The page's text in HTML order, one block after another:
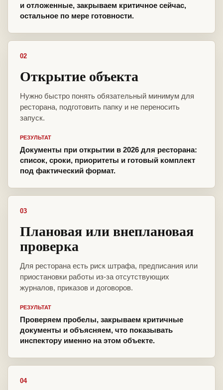
и отложенные, закрываем критичное сейчас,
остальное по мере готовности.
02
Открытие объекта
Нужно быстро понять обязательный минимум для
ресторана, подготовить папку и не переносить
запуск.
РЕЗУЛЬТАТ
Документы при открытии в 2026 для ресторана:
список, сроки, приоритеты и готовый комплект
под фактический формат.
03
Плановая или внеплановая
проверка
Для ресторана есть риск штрафа, предписания или
приостановки работы из-за отсутствующих
журналов, приказов и договоров.
РЕЗУЛЬТАТ
Проверяем пробелы, закрываем критичные
документы и объясняем, что показывать
инспектору именно на этом объекте.
04